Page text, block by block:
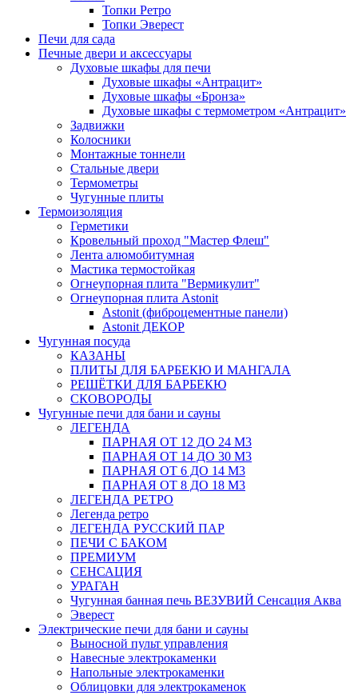
Топки Ретро
Топки Эверест
Печи для сада
Печные двери и аксессуары
Духовые шкафы для печи
Духовые шкафы «Антрацит»
Духовые шкафы «Бронза»
Духовые шкафы с термометром «Антрацит»
Задвижки
Колосники
Монтажные тоннели
Стальные двери
Термометры
Чугунные плиты
Термоизоляция
Герметики
Кровельный проход "Мастер Флеш"
Лента алюмобитумная
Мастика термостойкая
Огнеупорная плита "Вермикулит"
Огнеупорная плита Astonit
Astonit (фиброцементные панели)
Astonit ДЕКОР
Чугунная посуда
КАЗАНЫ
ПЛИТЫ ДЛЯ БАРБЕКЮ И МАНГАЛА
РЕШЁТКИ ДЛЯ БАРБЕКЮ
СКОВОРОДЫ
Чугунные печи для бани и сауны
ЛЕГЕНДА
ПАРНАЯ ОТ 12 ДО 24 М3
ПАРНАЯ ОТ 14 ДО 30 М3
ПАРНАЯ ОТ 6 ДО 14 М3
ПАРНАЯ ОТ 8 ДО 18 М3
ЛЕГЕНДА РЕТРО
Легенда ретро
ЛЕГЕНДА РУССКИЙ ПАР
ПЕЧИ С БАКОМ
ПРЕМИУМ
СЕНСАЦИЯ
УРАГАН
Чугунная банная печь ВЕЗУВИЙ Сенсация Аква
Эверест
Электрические печи для бани и сауны
Выносной пульт управления
Навесные электрокаменки
Напольные электрокаменки
Облицовки для электрокаменок